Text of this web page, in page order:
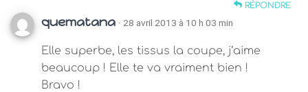
RÉPONDRE
quematana · 28 avril 2013 à 10 h 03 min
Elle superbe, les tissus la coupe, j’aime
beaucoup ! Elle te va vraiment bien !
Bravo !